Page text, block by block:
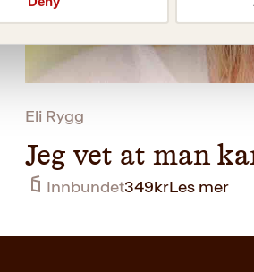
Eli Rygg
Jeg vet at man
Innbundet349krLes mer